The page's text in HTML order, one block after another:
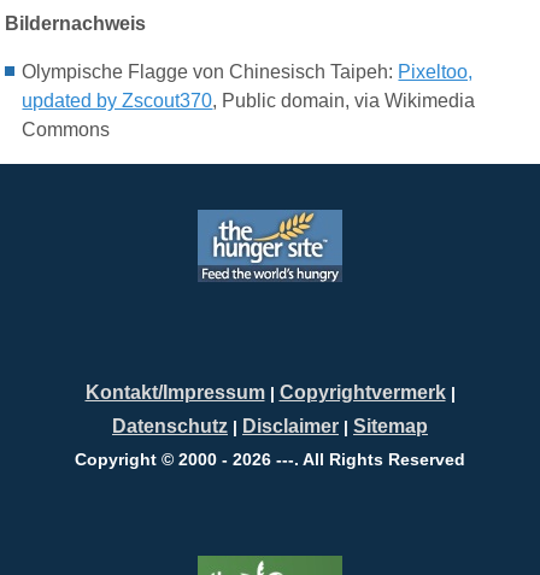
Bildernachweis
Olympische Flagge von Chinesisch Taipeh: Pixeltoo,
updated by Zscout370, Public domain, via Wikimedia
Commons
Kontakt/Impressum| Copyrightvermerk|
Datenschutz | Disclaimer | Sitemap
Copyright © 2000 - 2026 ---. All Rights Reserved